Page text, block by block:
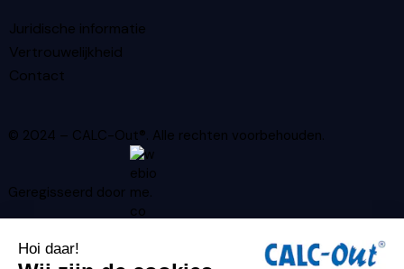
Juridische informatie
Vertrouwelijkheid
Contact
© 2024 – CALC-Out®. Alle rechten voorbehouden.
Geregisseerd door